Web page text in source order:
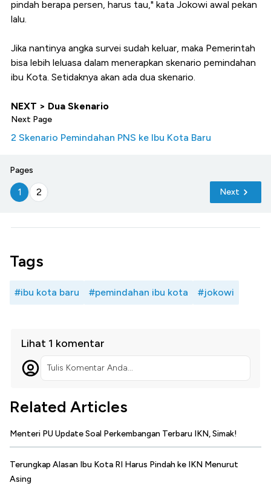
pindah berapa persen, harus tau," kata Jokowi awal pekan
lalu.
Jika nantinya angka survei sudah keluar, maka Pemerintah
bisa lebih leluasa dalam menerapkan skenario pemindahan
ibu Kota. Setidaknya akan ada dua skenario.
NEXT > Dua Skenario
Next Page
2 Skenario Pemindahan PNS ke Ibu Kota Baru
Pages
1 2 Next
Tags
#ibu kota baru #pemindahan ibu kota #jokowi
Lihat 1 komentar
Tulis Komentar Anda...
Related Articles
Menteri PU Update Soal Perkembangan Terbaru IKN, Simak!
Terungkap Alasan Ibu Kota RI Harus Pindah ke IKN Menurut
Asing